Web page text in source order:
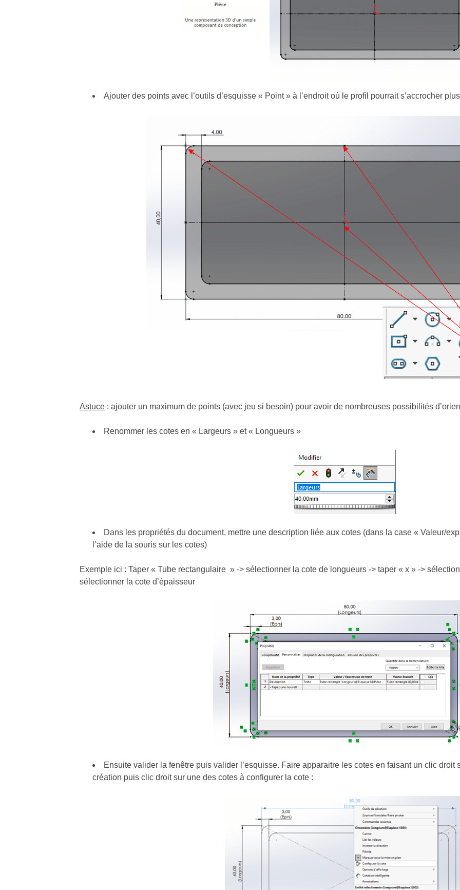
Ajouter des points avec l’outils d’esquisse « Point » à l’endroit où le profil pourrait s’accrocher
Astuce : ajouter un maximum de points (avec jeu si besoin) pour avoir de nombreuses possibilités
Renommer les cotes en « Largeurs » et « Longueurs »
Dans les propriétés du document, mettre une description liée aux cotes (dans la case « Valeur/
l’aide de la souris sur les cotes)
Exemple ici : Taper « Tube rectangulaire » -> sélectionner la cote de longueurs -> taper « x » ->
sélectionner la cote d’épaisseur
Ensuite valider la fenêtre puis valider l’esquisse. Faire apparaitre les cotes en faisant un clic droit
création puis clic droit sur une des cotes à configurer la cote :